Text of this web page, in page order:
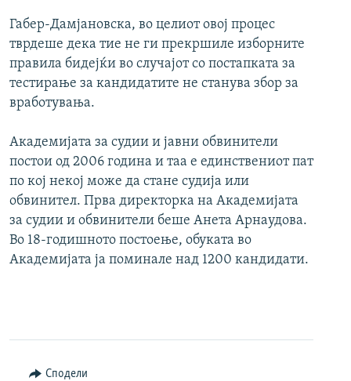
Габер-Дамјановска, во целиот овој процес
тврдеше дека тие не ги прекршиле изборните
правила бидејќи во случајот со постапката за
тестирање за кандидатите не станува збор за
вработувања.
Академијата за судии и јавни обвинители
постои од 2006 година и таа е единствениот пат
по кој некој може да стане судија или
обвинител. Прва директорка на Академијата
за судии и обвинители беше Анета Арнаудова.
Во 18-годишното постоење, обуката во
Академијата ја поминале над 1200 кандидати.
Сподели